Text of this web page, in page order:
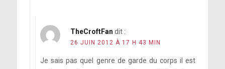
TheCroftFan dit :
26 JUIN 2012 À 17 H 43 MIN
Je sais pas quel genre de garde du corps il est